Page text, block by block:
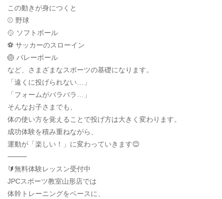
この動きが身につくと
⚾ 野球
🥎 ソフトボール
⚽ サッカーのスローイン
🏐 バレーボール
など、さまざまなスポーツの基礎になります。
「遠くに投げられない…」
「フォームがバラバラ…」
そんなお子さまでも、
体の使い方を覚えることで投げ方は大きく変わります。
成功体験を積み重ねながら、
運動が「楽しい！」に変わっていきます😊
⸻
🔰無料体験レッスン受付中
JPCスポーツ教室山形店では
体幹トレーニングをベースに、